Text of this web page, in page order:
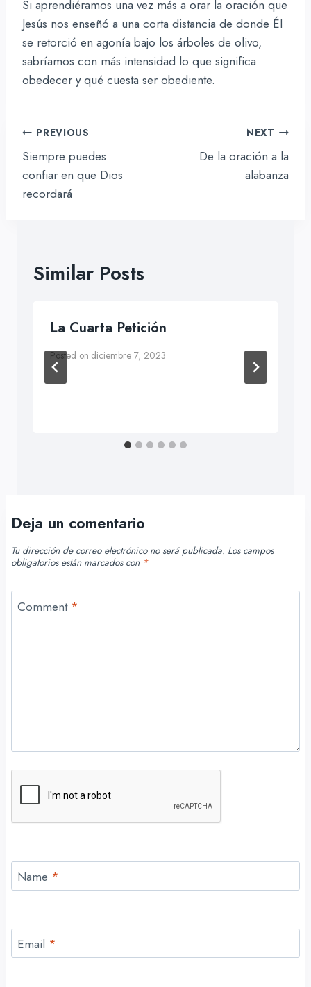
Si aprendiéramos una vez más a orar la oración que
Jesús nos enseñó a una corta distancia de donde Él
se retorció en agonía bajo los árboles de olivo,
sabríamos con más intensidad lo que significa
obedecer y qué cuesta ser obediente.
Navegación
de
entradas
PREVIOUS
Siempre puedes
confiar en que Dios
recordará
NEXT
De la oración a la
alabanza
Similar Posts
La Cuarta Petición
Posted on diciembre 7, 2023
Deja un comentario
Tu dirección de correo electrónico no será publicada. Los campos
obligatorios están marcados con *
Comment *
Name *
Email *